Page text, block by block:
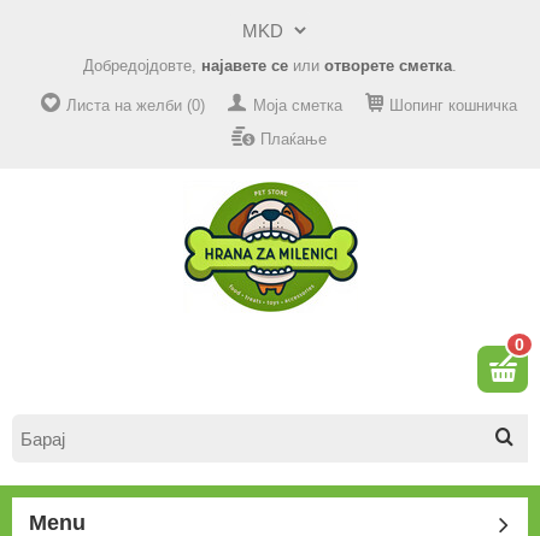
Добредојдовте, најавете се или отворете сметка.
Листа на желби (0) Моја сметка
Шопинг кошничка
Плаќање
0
Menu